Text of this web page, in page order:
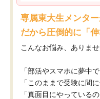
専属東大生メンタ
だから圧倒的に「伸
こんなお悩み、ありま
「部活やスマホに夢中
「このままで受験に間
「真面目にやっている